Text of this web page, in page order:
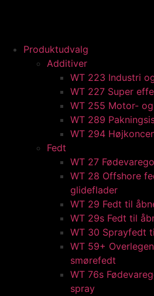
Produktudvalg
Additiver
WT 223 Industri
WT 227 Super
WT 255 Motor-
WT 289
WT 294
Fedt
WT 27
WT 28 Offshore
glideflader
WT 29 Fedt til
WT 29s Fedt til
WT 30 Sprayfedt
WT 59+
smørefedt​​
WT 76s
spray​